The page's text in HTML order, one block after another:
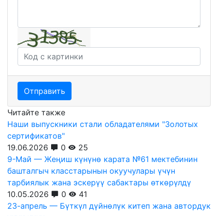
Отправить
Читайте также
Наши выпускники стали обладателями "Золотых
сертификатов"
19.06.2026
0
25
9-Май — Жеңиш күнүнө карата №61 мектебинин
башталгыч класстарынын окуучулары үчүн
тарбиялык жана эскерүү сабактары өткөрүлдү
10.05.2026
0
41
23-апрель — Бүткүл дүйнөлүк китеп жана автордук